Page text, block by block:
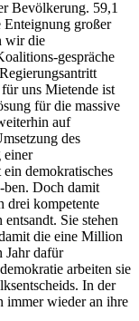
Bevölkerung. 59,1
großer
wir die
gespräche
uns Mietende ist
für die massive
auf
des
einer
demokratisches
ben. Doch damit
drei kompetente
Sie stehen
die eine Million
Jahr dafür
arbeiten sie
In der
immer wieder an ihre